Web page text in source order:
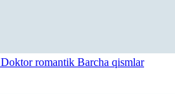
romantik Barcha qismlar